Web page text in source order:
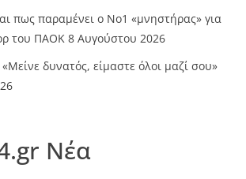
πως παραμένει ο Νο1 «μνηστήρας» για
του ΠΑΟΚ 8 Αυγούστου 2026
δυνατός, είμαστε όλοι μαζί σου»
Νέα